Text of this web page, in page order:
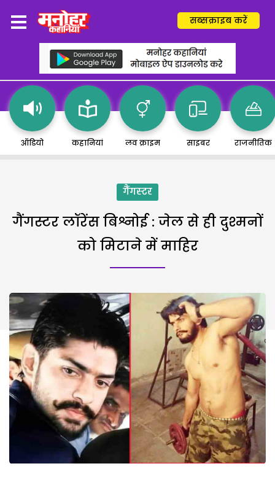
सब्सक्राइब करें
ऑडियो कहानियां लव क्राइम साइबर राजनीतिक
गैंगस्टर
गैंगस्टर लॉरेंस बिश्नोई : जेल से ही दुश्मनों
को मिटाने में माहिर